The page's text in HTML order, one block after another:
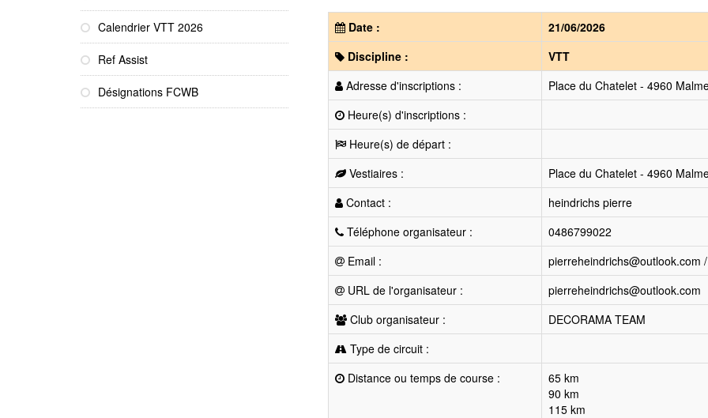
Calendrier VTT 2026
Ref Assist
Désignations FCWB
Date :
21/06/2026
Discipline :
VTT
Adresse d'inscriptions :
Place du Chatelet - 4960
Heure(s) d'inscriptions :
Heure(s) de départ :
Vestiaires :
Place du Chatelet - 4960
Contact :
heindrichs pierre
Téléphone organisateur :
0486799022
Email :
pierreheindrichs@outlook.com
URL de l'organisateur :
pierreheindrichs@outlook.com
Club organisateur :
DECORAMA TEAM
Type de circuit :
Distance ou temps de course :
65 km
90 km
115 km